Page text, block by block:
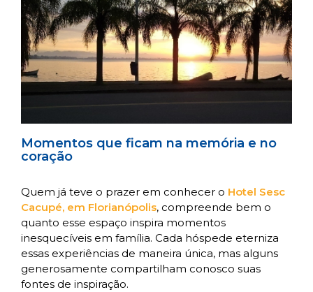
Momentos que ficam na memória e no
coração
Quem já teve o prazer em conhecer o Hotel Sesc
Cacupé, em Florianópolis, compreende bem o
quanto esse espaço inspira momentos
inesquecíveis em família. Cada hóspede eterniza
essas experiências de maneira única, mas alguns
generosamente compartilham conosco suas
fontes de inspiração.